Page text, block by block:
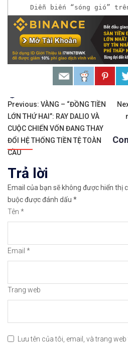
Diễn biến “sóng gió”
𝘟𝘦𝘮 𝘤𝘩𝘪 𝘵𝘪ế𝘵: https://
𝐆𝐢𝐚𝐨 𝐝ị𝐜𝐡 𝐕à𝐧𝐠 𝐯ớ𝐢
𝘔ở 𝘵à𝘪 𝘬𝘩𝘰ả𝘯 𝘵𝘳ê𝘯
𝘔ở 𝘵à𝘪 𝘬𝘩𝘰ả𝘯 𝘵𝘳ê𝘯
https://
Cảm ơn bạn đã xem
#icmarkets #exness
Tags:
Điều
hướng
bài
viết
Previous: VÀNG – “ĐỒNG TIỀN
LỚN THỨ HAI”: RAY DALIO VÀ
CUỘC CHIẾN VỐN ĐANG THAY
ĐỔI HỆ THỐNG TIỀN TỆ TOÀN
CẦU
Trả lời
Email của bạn sẽ không được hiển thị
buộc được đánh dấu *
Tên *
Email *
Trang web
Lưu tên của tôi, email, và trang